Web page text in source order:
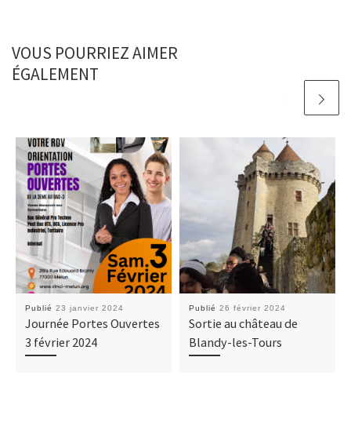
VOUS POURRIEZ AIMER
ÉGALEMENT
Publié 23 janvier 2024
Journée Portes Ouvertes
3 février 2024
Publié 26 février 2024
Sortie au château de
Blandy-les-Tours